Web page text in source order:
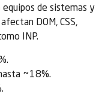
de sistemas y
DOM, CSS,
INP.
~18%.